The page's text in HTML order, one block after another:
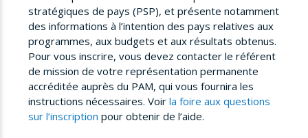
stratégiques de pays (PSP), et présente notamment
des informations à l’intention des pays relatives aux
programmes, aux budgets et aux résultats obtenus.
Pour vous inscrire, vous devez contacter le référent
de mission de votre représentation permanente
accréditée auprès du PAM, qui vous fournira les
instructions nécessaires. Voir la foire aux questions
sur l’inscription pour obtenir de l’aide.